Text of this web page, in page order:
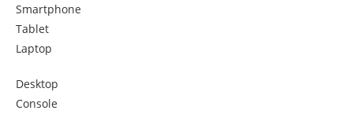
Smartphone
Tablet
Laptop
Desktop
Console